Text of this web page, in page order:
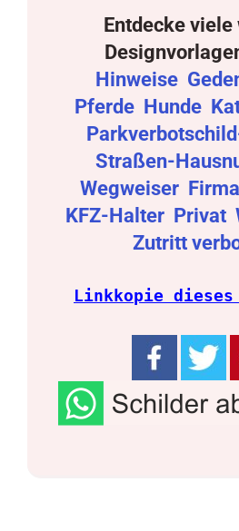
Entdecke
Hinweise
Pferde Hunde
Straßen-
Wegweiser Firma
KFZ-Halter Privat
Zutritt
Linkkopie